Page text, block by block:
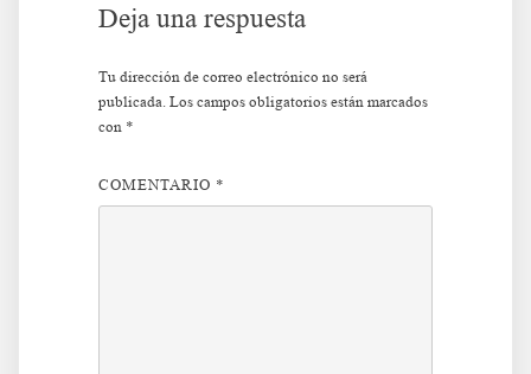
Deja una respuesta
Tu dirección de correo electrónico no será
publicada. Los campos obligatorios están marcados
con *
COMENTARIO *